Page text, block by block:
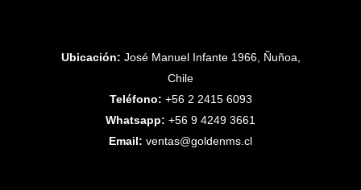
Ubicación: José Manuel Infante 1966, Ñuñoa,
Chile
Teléfono: +56 2 2415 6093
Whatsapp: +56 9 4249 3661
Email: ventas@goldenms.cl